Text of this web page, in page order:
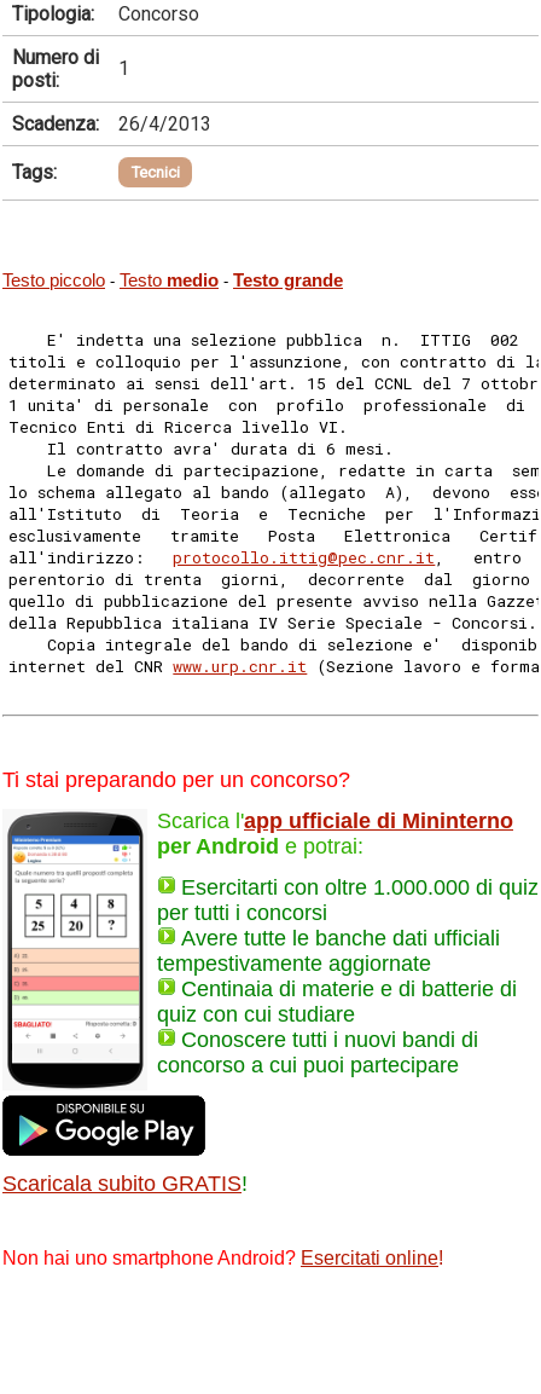
Tipologia:
Concorso
Numero di
posti:
1
Scadenza: 26/4/2013
Tags: Tecnici
Testo piccolo - Testo medio - Testo grande
E' indetta una selezione pubblica  n.  ITTIG  002
titoli e colloquio per l'assunzione, con contratto di
determinato ai sensi dell'art. 15 del CCNL del 7
1 unita' di personale  con  profilo  professionale  di
Tecnico Enti di Ricerca livello VI.
    Il contratto avra' durata di 6 mesi.
Le domande di partecipazione, redatte in carta
lo schema allegato al bando (allegato  A),  devono
all'Istituto  di  Teoria  e  Tecniche  per
esclusivamente   tramite   Posta   Elettronica
all'indirizzo: protocollo.ittig@pec.cnr.it ,   entro
perentorio di trenta  giorni,  decorrente  dal  giorno
quello di pubblicazione del presente avviso nella
della Repubblica italiana IV Serie Speciale -
Copia integrale del bando di selezione e'
internet del CNR www.urp.cnr.it (Sezione lavoro e
Ti stai preparando per un concorso?
Scarica l'app ufficiale di Mininterno
per Android e potrai:
Esercitarti con oltre 1.000.000 di quiz
per tutti i concorsi
Avere tutte le banche dati ufficiali
tempestivamente aggiornate
Centinaia di materie e di batterie di
quiz con cui studiare
Conoscere tutti i nuovi bandi di
concorso a cui puoi partecipare
Scaricala subito GRATIS!
Non hai uno smartphone Android? Esercitati online!